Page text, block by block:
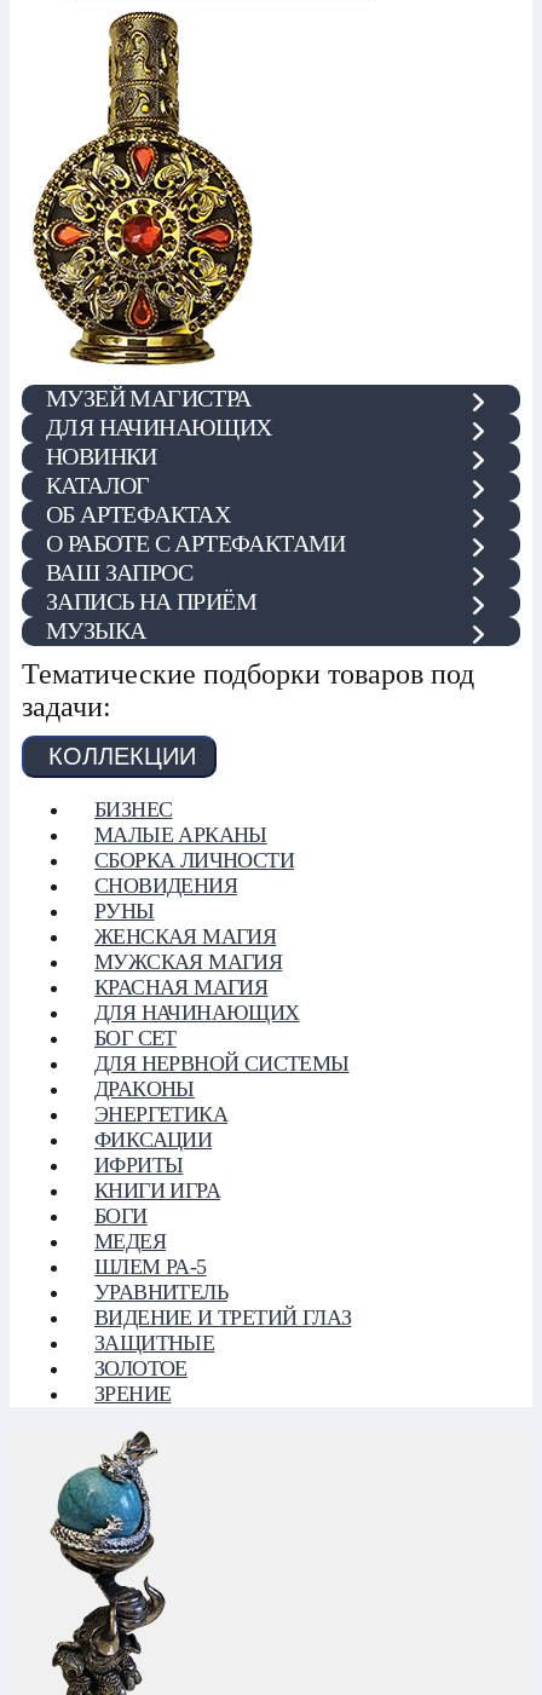
МУЗЕЙ МАГИСТРА
ДЛЯ НАЧИНАЮЩИХ
НОВИНКИ
КАТАЛОГ
ОБ АРТЕФАКТАХ
О РАБОТЕ С АРТЕФАКТАМИ
ВАШ ЗАПРОС
ЗАПИСЬ НА ПРИЁМ
МУЗЫКА
Тематические подборки товаров под
задачи:
КОЛЛЕКЦИИ
БИЗНЕС
МАЛЫЕ АРКАНЫ
СБОРКА ЛИЧНОСТИ
СНОВИДЕНИЯ
РУНЫ
ЖЕНСКАЯ МАГИЯ
МУЖСКАЯ МАГИЯ
КРАСНАЯ МАГИЯ
ДЛЯ НАЧИНАЮЩИХ
БОГ СЕТ
ДЛЯ НЕРВНОЙ СИСТЕМЫ
ДРАКОНЫ
ЭНЕРГЕТИКА
ФИКСАЦИИ
ИФРИТЫ
КНИГИ ИГРА
БОГИ
МЕДЕЯ
ШЛЕМ РА-5
УРАВНИТЕЛЬ
ВИДЕНИЕ И ТРЕТИЙ ГЛАЗ
ЗАЩИТНЫЕ
ЗОЛОТОЕ
ЗРЕНИЕ